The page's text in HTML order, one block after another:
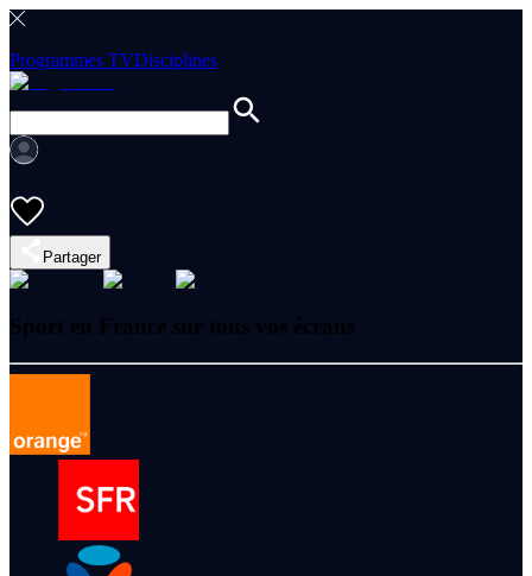
Programmes TVDisciplines
Partager
Sport en France sur tous vos écrans